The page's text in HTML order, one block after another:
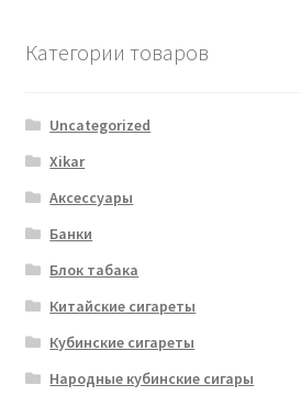
Категории товаров
Uncategorized
Xikar
Аксессуары
Банки
Блок табака
Китайские сигареты
Кубинские сигареты
Народные кубинские сигары